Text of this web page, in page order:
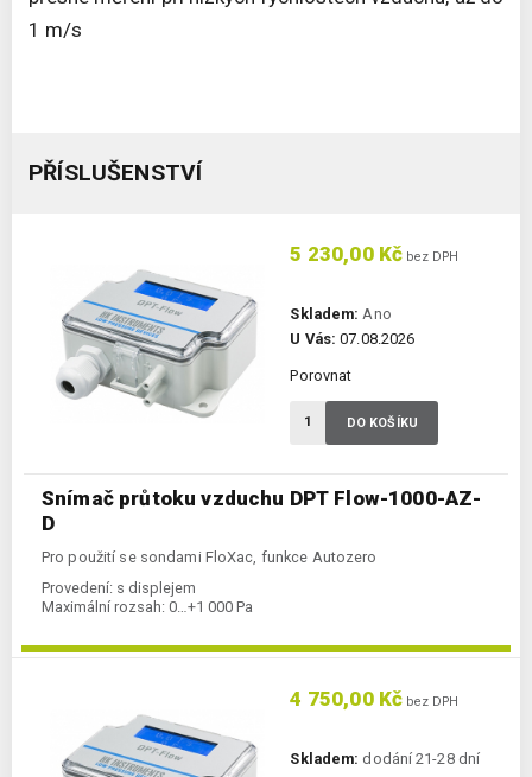
1 m/s
PŘÍSLUŠENSTVÍ
Snímač průtoku vzduchu DPT Flow-1000-AZ-
D
Pro použití se sondami FloXac, funkce Autozero
Provedení: s displejem
Maximální rozsah: 0…+1 000 Pa
5 230,00 Kč bez DPH
Skladem: Ano
U Vás: 07.08.2026
Porovnat
DO KOŠÍKU
4 750,00 Kč bez DPH
Skladem: dodání 21-28 dní